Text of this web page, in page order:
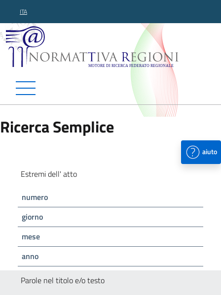
ITA
Normattiva Regioni -
Ricerca Semplice
aiuto
Estremi dell' atto
numero
giorno
mese
anno
Parole nel titolo e/o testo